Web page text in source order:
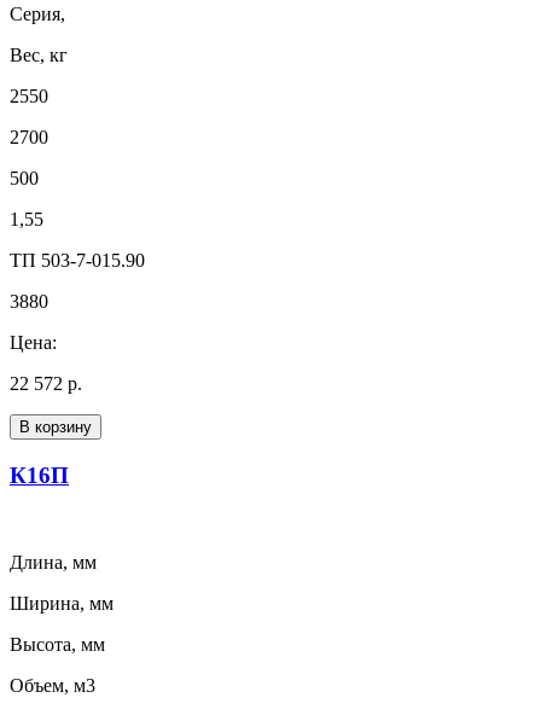
Серия,
Вес, кг
2550
2700
500
1,55
ТП 503-7-015.90
3880
Цена:
22 572 р.
В корзину
К16П
Длина, мм
Ширина, мм
Высота, мм
Объем, м3